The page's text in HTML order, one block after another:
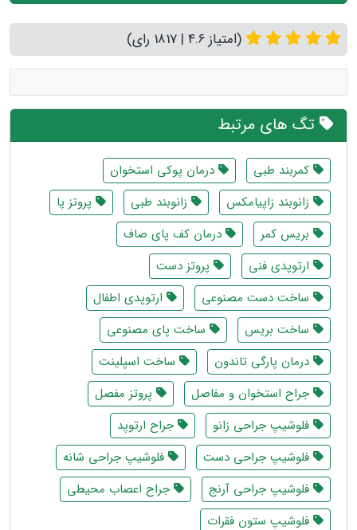
(امتیاز 4.6 | 1817 رای)
تگ های مرتبط
کمربند طبی
درمان پوکی استخوان
زانوبند زاپیامکس
زانوبند طبی
پروتز پا
بریس کمر
درمان کف پای صاف
ارتوپدی فنی
پروتز دست
ساخت دست مصنوعی
ارتوپدی اطفال
ساخت بریس
ساخت پای مصنوعی
درمان پارگی تاندون
ساخت اسپلینت
جراح استخوان و مفاصل
پروتز مفصل
فلوشیپ جراحی زانو
جراح ارتوپد
فلوشیپ جراحی دست
فلوشیپ جراحی شانه
فلوشیپ جراحی آرنج
جراح اعصاب محیطی
فلوشیپ ستون فقرات